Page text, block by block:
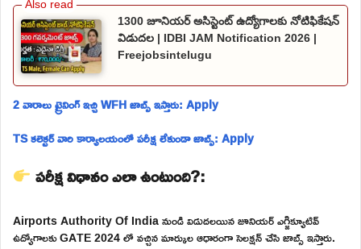
1300 జూనియర్ అసిస్టెంట్ ఉద్యోగాలకు నోటిఫికేషన్
విడుదల | IDBI JAM Notification 2026 |
Freejobsintelugu
2 వారాలు ట్రైనింగ్ ఇచ్చి WFH జాబ్స్ ఇస్తారు: Apply
TS కలెక్టర్ వారి కార్యాలయంలో పరీక్ష లేకుండా జాబ్స్: Apply
పరీక్ష విధానం ఎలా ఉంటుంది?:
Airports Authority Of India నుండి విడుదలయిన జూనియర్ ఎగ్జిక్యూటివ్
ఉద్యోగాలకు GATE 2024 లో వచ్చిన మార్కుల ఆధారంగా సెలక్షన్ చేసి జాబ్స్ ఇస్తారు.